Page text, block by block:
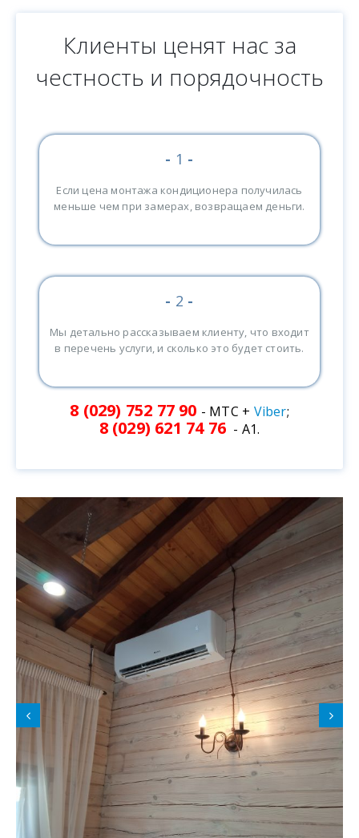
Клиенты ценят нас за
честность и порядочность
- 1 -
Если цена монтажа кондиционера получилась
меньше чем при замерах, возвращаем деньги.
- 2 -
Мы детально рассказываем клиенту, что входит
в перечень услуги, и сколько это будет стоить.
8 (029) 752 77 90 - МТС + Viber;
8 (029) 621 74 76 - А1.